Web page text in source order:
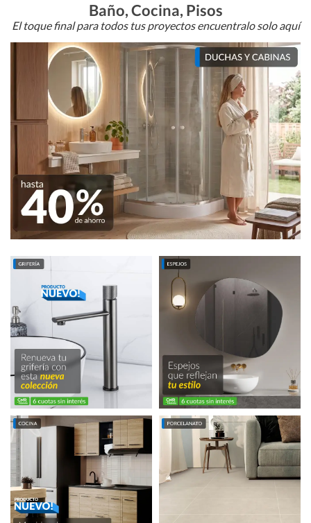
Baño, Cocina, Pisos
El toque final para todos tus proyectos encuentralo solo aquí